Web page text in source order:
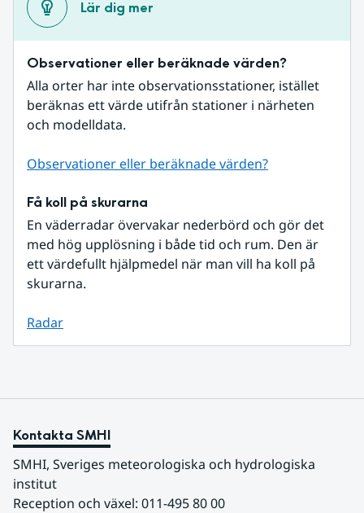
Lär dig mer
Observationer eller beräknade värden?
Alla orter har inte observationsstationer, istället
beräknas ett värde utifrån stationer i närheten
och modelldata.
Observationer eller beräknade värden?
Få koll på skurarna
En väderradar övervakar nederbörd och gör det
med hög upplösning i både tid och rum. Den är
ett värdefullt hjälpmedel när man vill ha koll på
skurarna.
Radar
Kontakta SMHI
SMHI, Sveriges meteorologiska och hydrologiska
institut
Reception och växel: 011-495 80 00